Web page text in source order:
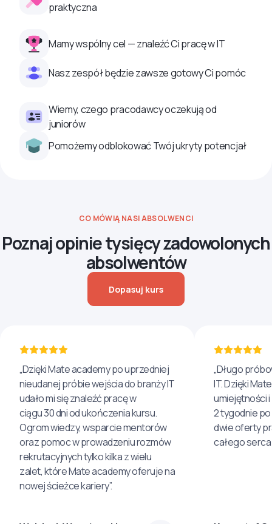
praktyczna
Mamy wspólny cel — znaleźć Ci pracę w IT
Nasz zespół będzie zawsze gotowy Ci pomóc
Wiemy, czego pracodawcy oczekują od
juniorów
Pomożemy odblokować Twój ukryty potencjał
CO MÓWIĄ NASI ABSOLWENCI
Poznaj opinie tysięcy zadowolonych
absolwentów
Dopasuj kurs
„Dzięki Mate academy po uprzedniej
nieudanej próbie wejścia do branży IT
udało mi się znaleźć pracę w
ciągu 30 dni od ukończenia kursu.
Ogrom wiedzy, wsparcie mentorów
oraz pomoc w prowadzeniu rozmów
rekrutacyjnych tylko kilka z wielu
zalet, które Mate academy oferuje na
nowej ścieżce kariery”.
„Długo
IT. Dzięki
umiejętności
2 tygodnie
dwie oferty
całego serca